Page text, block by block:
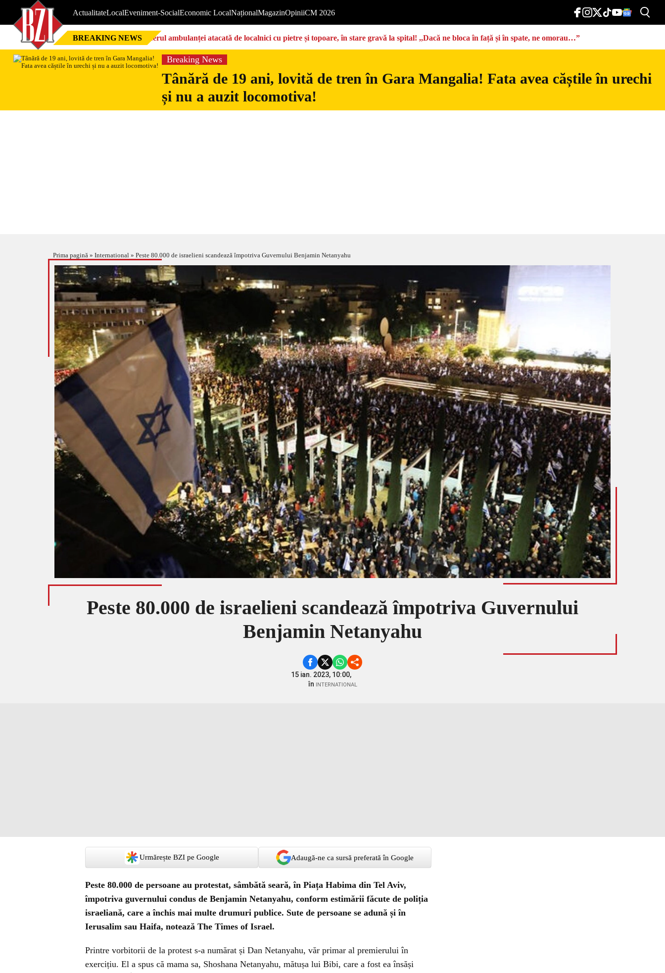
ActualitateLocalEveniment-SocialEconomic LocalNaționalMagazinOpiniiCM 2026
BREAKING NEWS Șoferul ambulanței atacată de localnici cu pietre și topoare, în stare gravă la spital! ,,Dacă ne bloca în față și în spate, ne omorau…”
Breaking News
Tânără de 19 ani, lovită de tren în Gara Mangalia! Fata avea căștile în urechi
și nu a auzit locomotiva!
Prima pagină » International » Peste 80.000 de israelieni scandează împotriva Guvernului Benjamin Netanyahu
Peste 80.000 de israelieni scandează împotriva Guvernului
Benjamin Netanyahu
15 ian. 2023, 10:00,
în
INTERNATIONAL
Urmărește BZI pe Google Adaugă-ne ca sursă preferată în Google
Peste 80.000 de persoane au protestat, sâmbătă seară, în Piața Habima din Tel Aviv,
împotriva guvernului condus de Benjamin Netanyahu, conform estimării făcute de poliția
israeliană, care a închis mai multe drumuri publice. Sute de persoane se adună și în
Ierusalim sau Haifa, notează The Times of Israel.
Printre vorbitorii de la protest s-a numărat și Dan Netanyahu, văr primar al premierului în
exercițiu. El a spus că mama sa, Shoshana Netanyahu, mătușa lui Bibi, care a fost ea însăși